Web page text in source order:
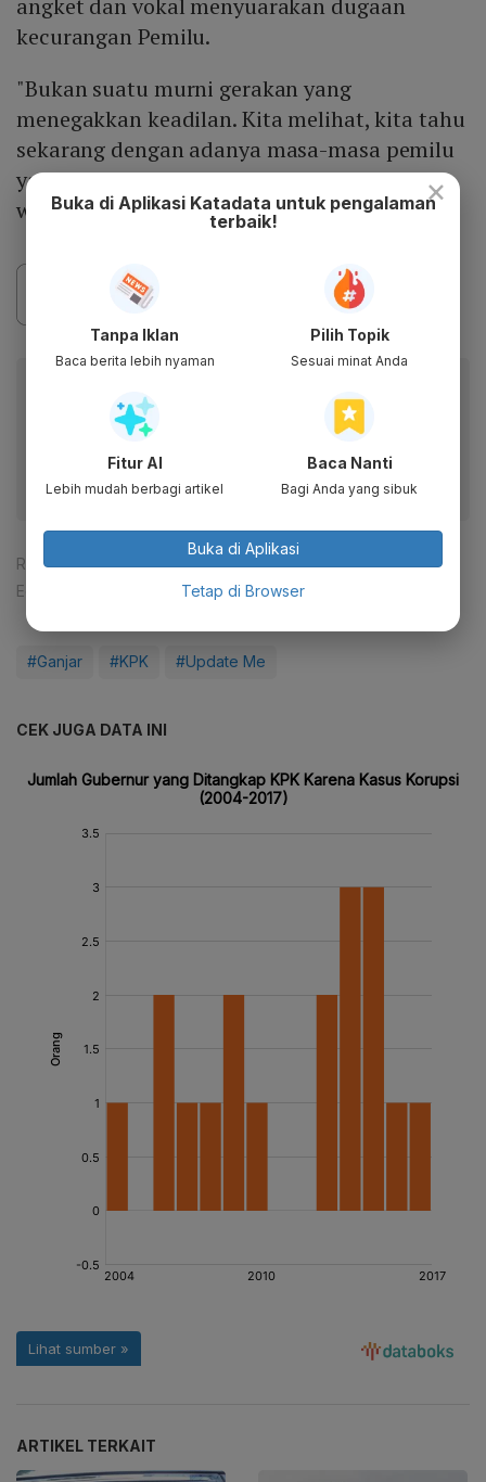
angket dan vokal menyuarakan dugaan
kecurangan Pemilu.
"Bukan suatu murni gerakan yang
menegakkan keadilan. Kita melihat, kita tahu
sekarang dengan adanya masa-masa pemilu
yang belum berakhir," kata Chico kepada
wartawan, Selasa (5/3).
Dapatkan pengalaman membaca lebih nyaman dan nikmati
fitur menarik lainnya lewat aplikasi mobile Katadata.
Reporter: Amelia Yesidora,Ade Rosman
Editor:
Ameidyo Daud Nasution
#Ganjar #KPK #Update Me
CEK JUGA DATA INI
ARTIKEL TERKAIT
×
Buka di Aplikasi Katadata untuk pengalaman
terbaik!
Tanpa Iklan
Baca berita lebih nyaman
Pilih Topik
Sesuai minat Anda
Fitur AI
Lebih mudah berbagi artikel
Baca Nanti
Bagi Anda yang sibuk
Buka di Aplikasi
Tetap di Browser